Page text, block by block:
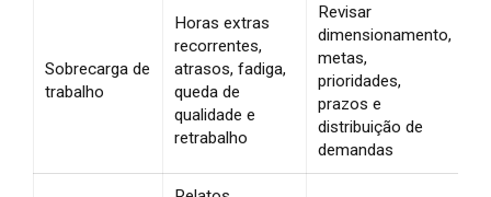
Sobrecarga de
trabalho
Horas extras
recorrentes,
atrasos, fadiga,
queda de
qualidade e
retrabalho
Revisar
dimensionamento,
metas,
prioridades,
prazos e
distribuição de
demandas